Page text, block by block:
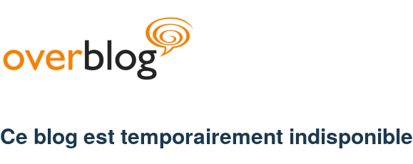
Ce blog est temporairement indisponible